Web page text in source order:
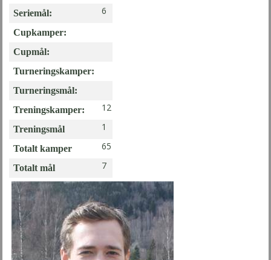
Seriemål: 6
Cupkamper:
Cupmål:
Turneringskamper:
Turneringsmål:
Treningskamper:
12
Treningsmål 1
Totalt kamper 65
Totalt mål 7